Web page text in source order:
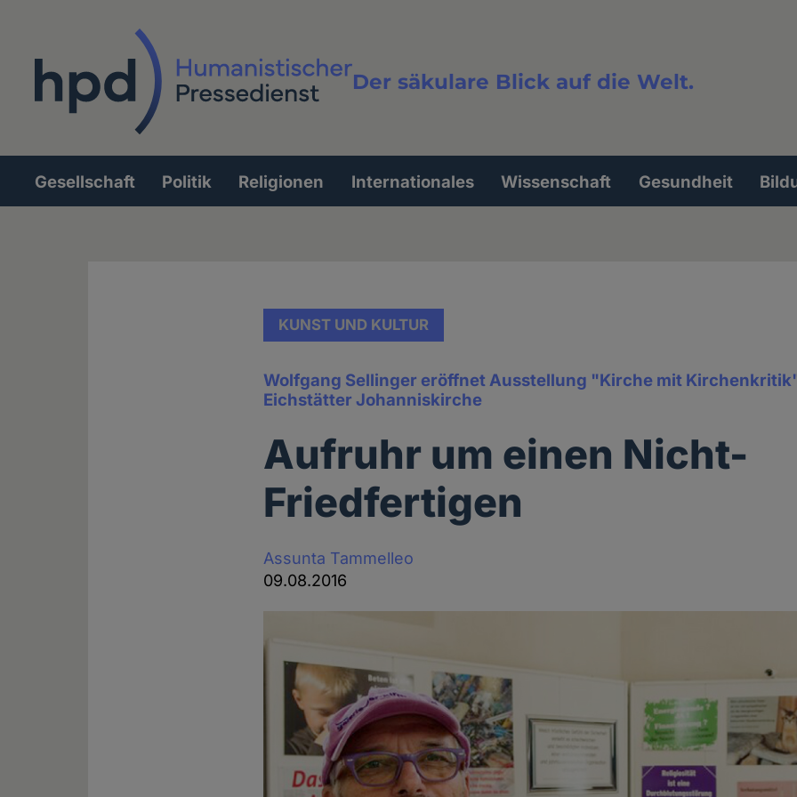
Der säkulare Blick auf die Welt.
Volltextsuche
Hauptnavigation
Gesellschaft Politik Religionen Internationales Wissenschaft Gesundheit
KUNST UND KULTUR
Wolfgang Sellinger eröffnet Ausstellung "Kirche mit
Eichstätter Johanniskirche
Aufruhr um einen Nicht-
Friedfertigen
Assunta Tammelleo
09.08.2016